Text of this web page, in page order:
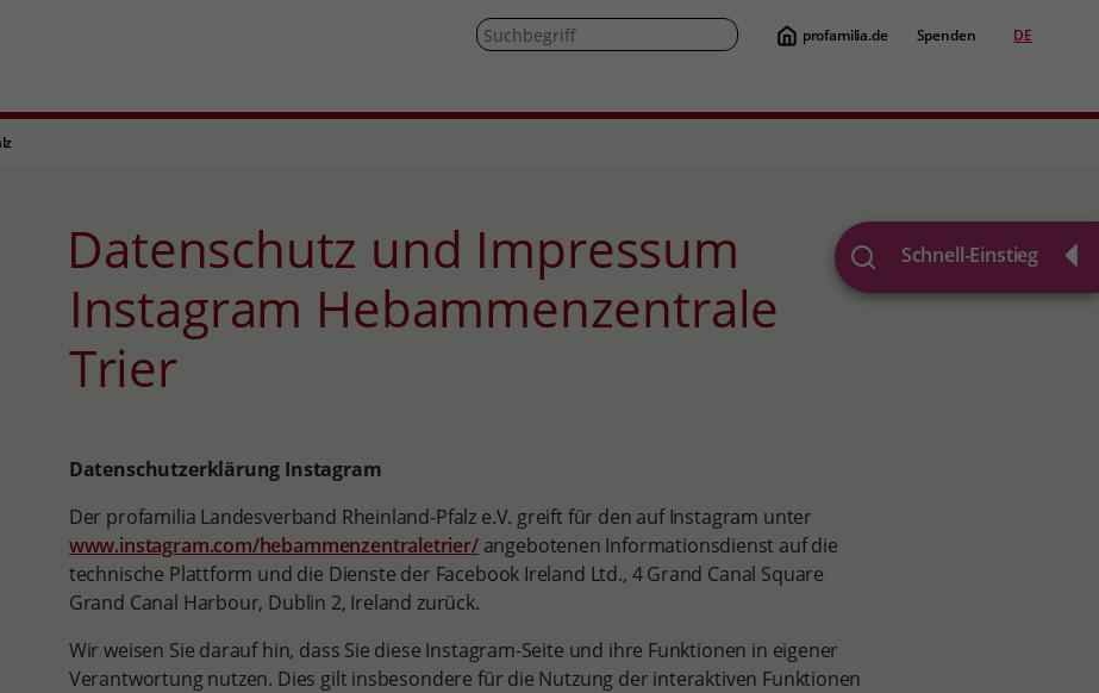
profamilia.de Spenden DE
Schnell-Einstieg
Datenschutz und Impressum
Instagram Hebammenzentrale
Trier
Datenschutzerklärung Instagram
Der profamilia Landesverband Rheinland-Pfalz e.V. greift für den auf Instagram unter
www.instagram.com/hebammenzentraletrier/angebotenen Informationsdienst auf die
technische Plattform und die Dienste der Facebook Ireland Ltd., 4 Grand Canal Square
Grand Canal Harbour, Dublin 2, Ireland zurück.
Wir weisen Sie darauf hin, dass Sie diese Instagram-Seite und ihre Funktionen in eigener
Verantwortung nutzen. Dies gilt insbesondere für die Nutzung der interaktiven Funktionen